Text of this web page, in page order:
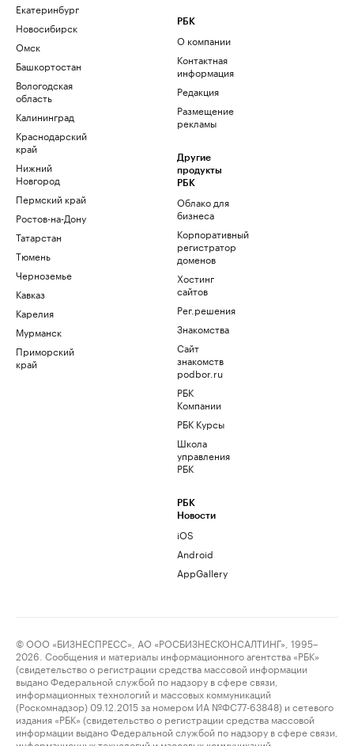
Екатеринбург
Новосибирск
Омск
Башкортостан
Вологодская
область
Калининград
Краснодарский
край
Нижний
Новгород
Пермский край
Ростов-на-Дону
Татарстан
Тюмень
Черноземье
Кавказ
Карелия
Мурманск
Приморский
край
РБК
О компании
Контактная
информация
Редакция
Размещение
рекламы
Другие
продукты
РБК
Облако для
бизнеса
Корпоративный
регистратор
доменов
Хостинг
сайтов
Рег.решения
Знакомства
Сайт
знакомств
podbor.ru
РБК
Компании
РБК Курсы
Школа
управления
РБК
РБК
Новости
iOS
Android
AppGallery
© ООО «БИЗНЕСПРЕСС», АО «РОСБИЗНЕСКОНСАЛТИНГ», 1995–
2026. Сообщения и материалы информационного агентства «РБК»
(свидетельство о регистрации средства массовой информации
выдано Федеральной службой по надзору в сфере связи,
информационных технологий и массовых коммуникаций
(Роскомнадзор) 09.12.2015 за номером ИА №ФС77-63848) и сетевого
издания «РБК» (свидетельство о регистрации средства массовой
информации выдано Федеральной службой по надзору в сфере связи,